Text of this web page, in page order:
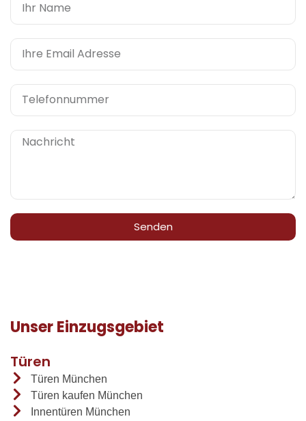
Senden
Unser Einzugsgebiet
Türen
Türen München
Türen kaufen München
Innentüren München